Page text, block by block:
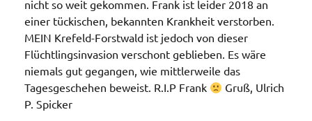
nicht so weit gekommen. Frank ist leider 2018 an
einer tückischen, bekannten Krankheit verstorben.
MEIN Krefeld-Forstwald ist jedoch von dieser
Flüchtlingsinvasion verschont geblieben. Es wäre
niemals gut gegangen, wie mittlerweile das
Tagesgeschehen beweist. R.I.P Frank
Gruß, Ulrich
P. Spicker